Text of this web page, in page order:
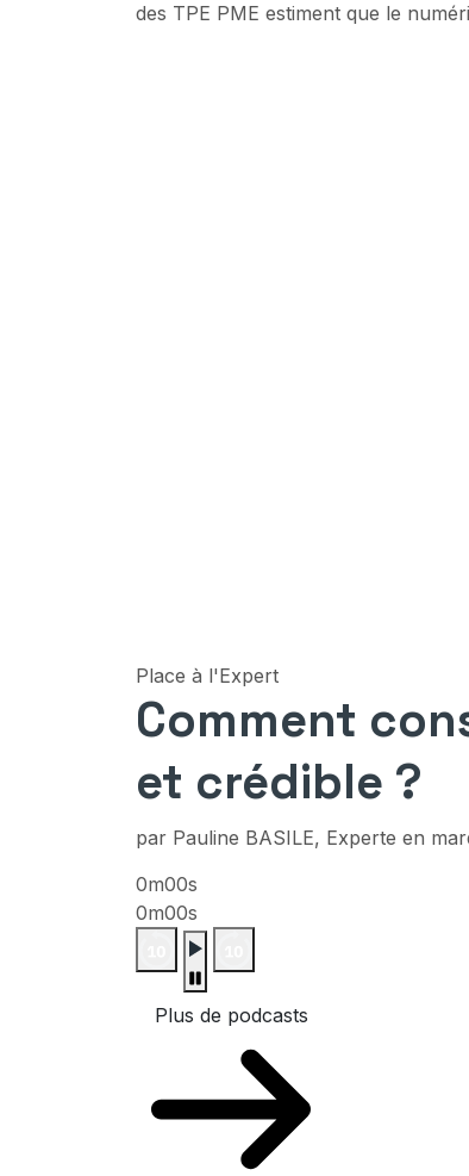
des TPE PME estiment que le
Place à l'Expert
Comment
et crédible ?
par Pauline BASILE, Experte en
0m00s
0m00s
Plus de podcasts